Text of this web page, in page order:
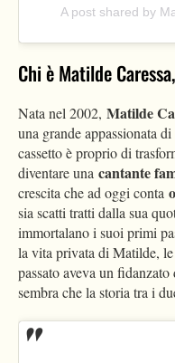
A post shared by
Chi è Matilde
Nata nel 2002, Matilde
una grande appassionata
cassetto è proprio di
diventare una cantante
crescita che ad oggi conta
sia scatti tratti dalla sua
immortalano i suoi primi
la vita privata di Matilde,
passato aveva un
sembra che la storia tra i